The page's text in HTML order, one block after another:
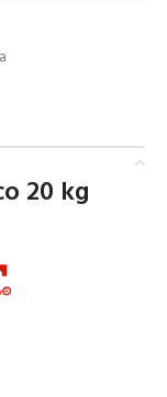
20 kg